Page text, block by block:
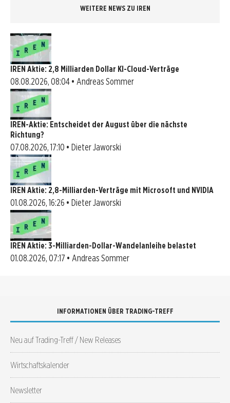
WEITERE NEWS ZU IREN
IREN Aktie: 2,8 Milliarden Dollar KI-Cloud-Verträge
08.08.2026, 08:04 • Andreas Sommer
IREN-Aktie: Entscheidet der August über die nächste
Richtung?
07.08.2026, 17:10 • Dieter Jaworski
IREN Aktie: 2,8-Milliarden-Verträge mit Microsoft und NVIDIA
01.08.2026, 16:26 • Dieter Jaworski
IREN Aktie: 3-Milliarden-Dollar-Wandelanleihe belastet
01.08.2026, 07:17 • Andreas Sommer
INFORMATIONEN ÜBER TRADING-TREFF
Neu auf Trading-Treff / New Releases
Wirtschaftskalender
Newsletter